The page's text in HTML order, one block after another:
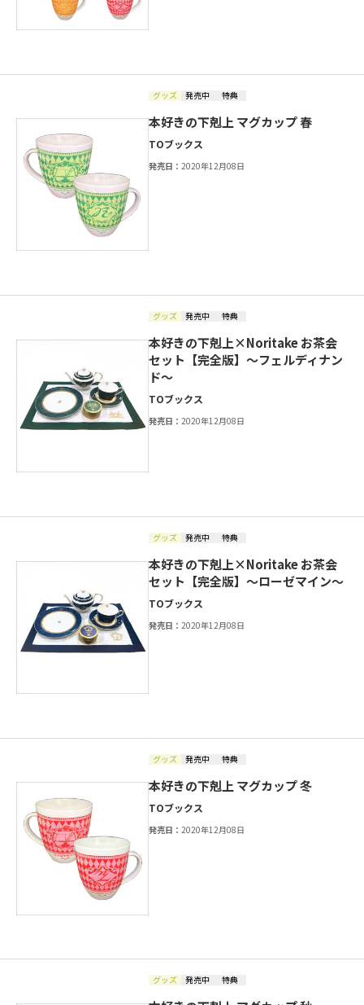
グッズ 発売中 特典
本好きの下剋上 マグカップ 春
TOブックス
発売日：2020年12月08日
グッズ 発売中 特典
本好きの下剋上×Noritake お茶会
セット【完全版】～フェルディナン
ド～
TOブックス
発売日：2020年12月08日
グッズ 発売中 特典
本好きの下剋上×Noritake お茶会
セット【完全版】～ローゼマイン～
TOブックス
発売日：2020年12月08日
グッズ 発売中 特典
本好きの下剋上 マグカップ 冬
TOブックス
発売日：2020年12月08日
グッズ 発売中 特典